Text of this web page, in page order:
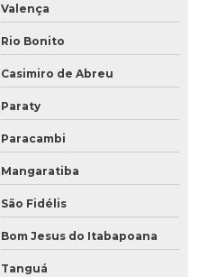
Valença
Rio Bonito
Casimiro de Abreu
Paraty
Paracambi
Mangaratiba
São Fidélis
Bom Jesus do Itabapoana
Tanguá